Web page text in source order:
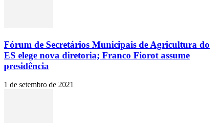
Fórum de Secretários Municipais de Agricultura do
ES elege nova diretoria; Franco Fiorot assume
presidência
1 de setembro de 2021